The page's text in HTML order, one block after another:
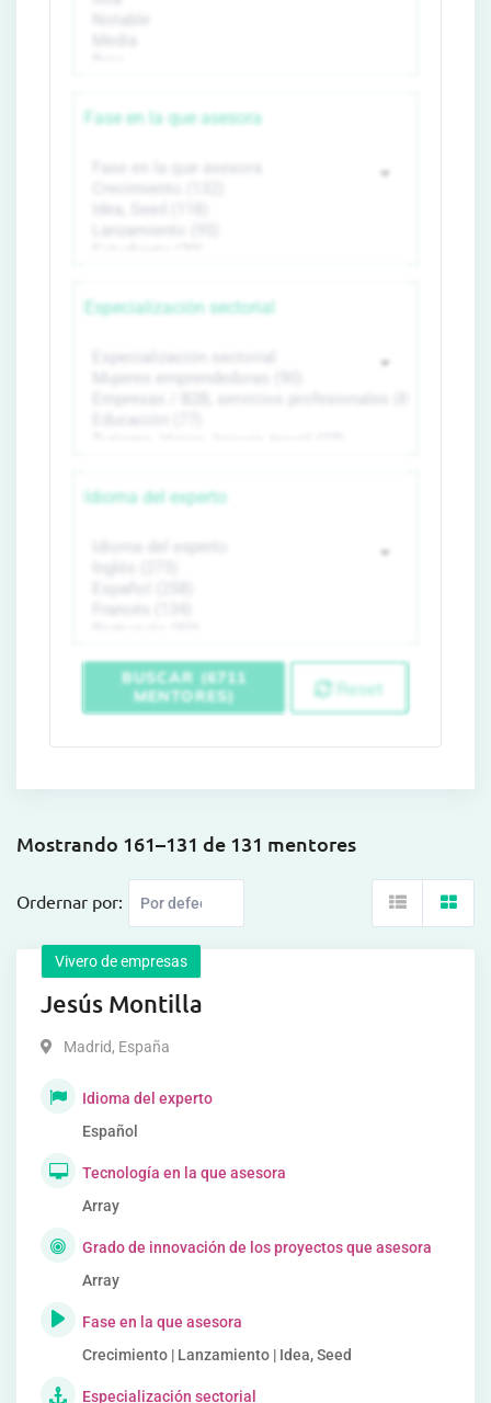
Fase en la que asesora
Especialización sectorial
Idioma del experto
BUSCAR (6711
MENTORES)
Reset
Mostrando 161–131 de 131 mentores
Ordernar por:
Vivero de empresas
Jesús Montilla
Madrid, España
Idioma del experto
Español
Tecnología en la que asesora
Array
Grado de innovación de los proyectos que asesora
Array
Fase en la que asesora
Crecimiento | Lanzamiento | Idea, Seed
Especialización sectorial